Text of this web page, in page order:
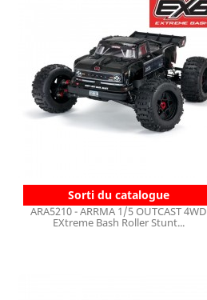
Sorti du catalogue
ARA5210 - ARRMA 1/5 OUTCAST 4WD
EXtreme Bash Roller Stunt...